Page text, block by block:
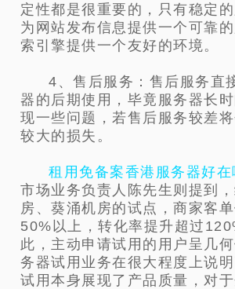
定性都是很重要的，只有稳定
为网站发布信息提供一个可靠
索引擎提供一个友好的环境。
4、售后服务：售后服务直
器的后期使用，毕竟服务器长
现一些问题，若售后服务较差
较大的损失。
租用免备案香港服务器好在
市场业务负责人陈先生则提到
房、葵涌机房的试点，商家客
50%以上，转化率提升超过
此，主动申请试用的用户呈几
务器试用业务在很大程度上说明
试用本身展现了产品质量，对